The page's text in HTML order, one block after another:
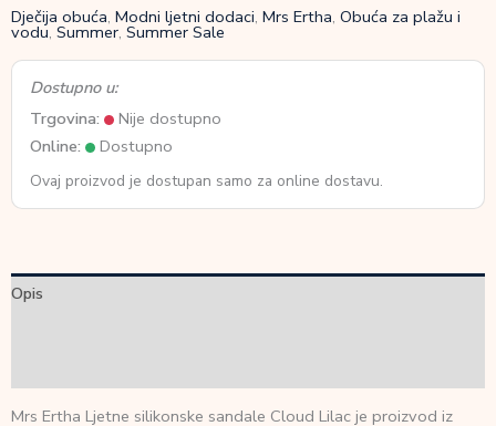
Dječija obuća, Modni ljetni dodaci, Mrs Ertha, Obuća za plažu i
vodu, Summer, Summer Sale
Dostupno u:
Trgovina:
Nije dostupno
Online:
Dostupno
Ovaj proizvod je dostupan samo za online dostavu.
Opis
Mrs Ertha Ljetne silikonske sandale Cloud Lilac je proizvod iz